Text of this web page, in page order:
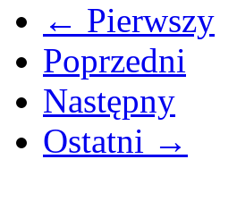
← Pierwszy
Poprzedni
Następny
Ostatni →